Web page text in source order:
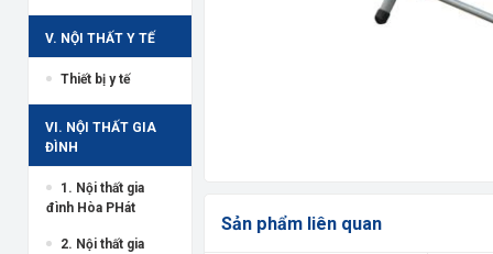
V. NỘI THẤT Y TẾ
Thiết bị y tế
VI. NỘI THẤT GIA
ĐÌNH
1. Nội thất gia
đình Hòa PHát
2. Nội thất gia
Sản phẩm liên quan